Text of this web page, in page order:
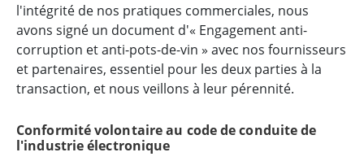
l'intégrité de nos pratiques commerciales, nous
avons signé un document d'« Engagement anti-
corruption et anti-pots-de-vin » avec nos fournisseurs
et partenaires, essentiel pour les deux parties à la
transaction, et nous veillons à leur pérennité.
Conformité volontaire au code de conduite de
l'industrie électronique